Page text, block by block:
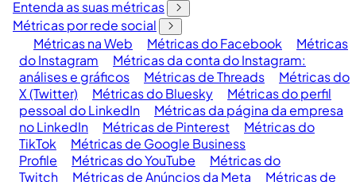
Entenda as suas métricas
Métricas por rede social
Métricas na Web
Métricas do Facebook
Métricas
do Instagram
Métricas da conta do Instagram:
análises e gráficos
Métricas de Threads
Métricas do
X (Twitter)
Métricas do Bluesky
Métricas do perfil
pessoal do LinkedIn
Métricas da página da empresa
no LinkedIn
Métricas de Pinterest
Métricas do
TikTok
Métricas de Google Business
Profile
Métricas do YouTube
Métricas do
Twitch
Métricas de Anúncios da Meta
Métricas de